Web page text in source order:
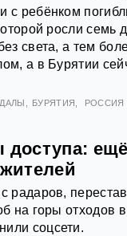
ребёнком
росли семь
света, а тем
а в Бурятии
БУРЯТИЯ РОССИЯ
доступа:
радаров,
на горы отходов
соцсети.